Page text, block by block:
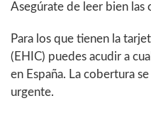
Asegúrate de leer bien las
Para los que tienen la
(EHIC) puedes acudir a
en España. La cobertura
urgente.